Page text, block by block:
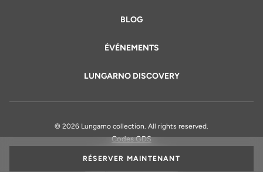
RÉSERVER MAINTENANT
BLOG
ÉVÉNEMENTS
LUNGARNO DISCOVERY
© 2026 Lungarno collection. All rights reserved.
Codes GDS
Informations Légales